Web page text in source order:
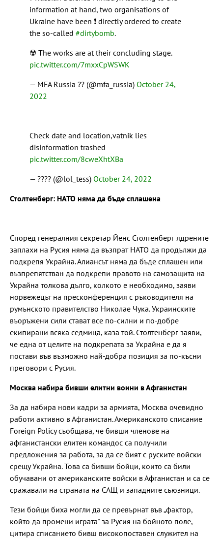
information at hand, two organisations of
Ukraine have been ❗ directly ordered to create
the so-called #dirtybomb.
☢️ The works are at their concluding stage.
pic.twitter.com/7mxxCpWSWK
— MFA Russia ?? (@mfa_russia) October 24,
2022
Check date and location,vatnik lies
disinformation trashed
pic.twitter.com/8cweXhtXBa
— ???? (@lol_tess) October 24, 2022
Столтенберг: НАТО няма да бъде сплашена
Според генералния секретар Йенс Столтенберг ядрените
заплахи на Русия няма да възпрат НАТО да продължи да
подкрепя Украйна. Алиансът няма да бъде сплашен или
възпрепятстван да подкрепи правото на самозащита на
Украйна толкова дълго, колкото е необходимо, заяви
норвежецът на пресконференция с ръководителя на
румънското правителство Николае Чука. Украинските
въоръжени сили стават все по-силни и по-добре
екипирани всяка седмица, каза той. Столтенберг заяви,
че една от целите на подкрепата за Украйна е да я
постави във възможно най-добра позиция за по-късни
преговори с Русия.
Москва набира бивши елитни воини в Афганистан
За да набира нови кадри за армията, Москва очевидно
работи активно в Афганистан. Американското списание
Foreign Policy съобщава, че бивши членове на
афганистански елитен командос са получили
предложения за работа, за да се бият с руските войски
срещу Украйна. Това са бивши бойци, които са били
обучавани от американските войски в Афганистан и са се
сражавали на страната на САЩ и западните съюзници.
Тези бойци биха могли да се превърнат във „фактор,
който да промени играта" за Русия на бойното поле,
цитира списанието бивш високопоставен служител на